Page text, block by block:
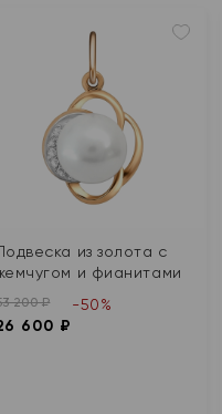
из золота с
и фианитами
200 ₽
600 ₽
-50%